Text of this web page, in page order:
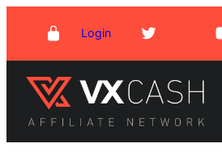
springen
Login